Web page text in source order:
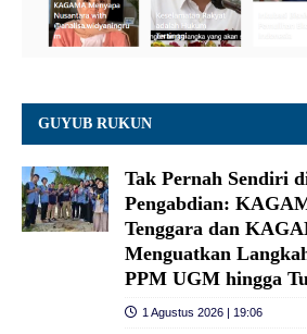
GUYUB RUKUN
Tak Pernah Sendiri
Pengabdian:
Tenggara dan
Menguatkan
PPM UGM hingga
1 Agustus 2026 | 19:06